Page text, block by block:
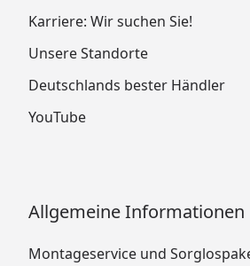
Karriere: Wir suchen Sie!
Unsere Standorte
Deutschlands bester Händler
YouTube
Allgemeine Informationen
Montageservice und